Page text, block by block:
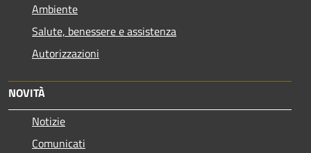
Ambiente
Salute, benessere e assistenza
Autorizzazioni
NOVITÀ
Notizie
Comunicati